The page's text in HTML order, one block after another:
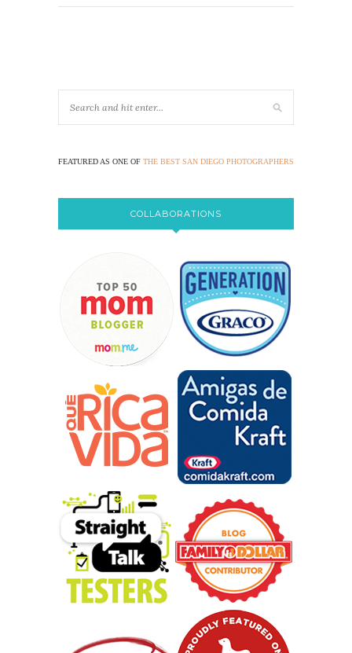
FEATURED AS ONE OF THE BEST SAN DIEGO PHOTOGRAPHERS
COLLABORATIONS